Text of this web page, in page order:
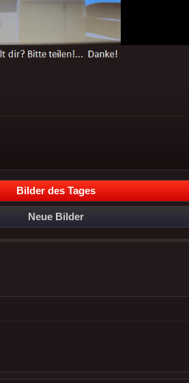
Bilder des Tages
Neue Bilder